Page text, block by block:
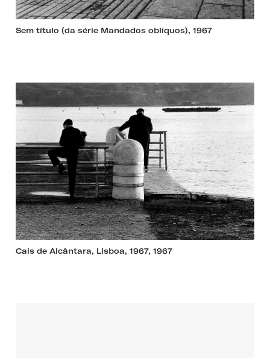
Sem título (da série Mandados oblíquos), 1967
Cais de Alcântara, Lisboa, 1967, 1967